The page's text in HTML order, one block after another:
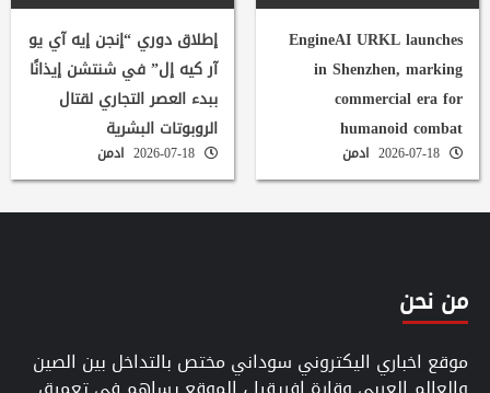
EngineAI URKL launches
in Shenzhen, marking
commercial era for
humanoid combat
ادمن
إطلاق دوري “إنجن إيه آي يو
آر كيه إل” في شنتشن إيذانًا
ببدء العصر التجاري لقتال
الروبوتات البشرية
ادمن
من نحن
موقع اخباري اليكتروني سوداني مختص بالتداخل بين الصين